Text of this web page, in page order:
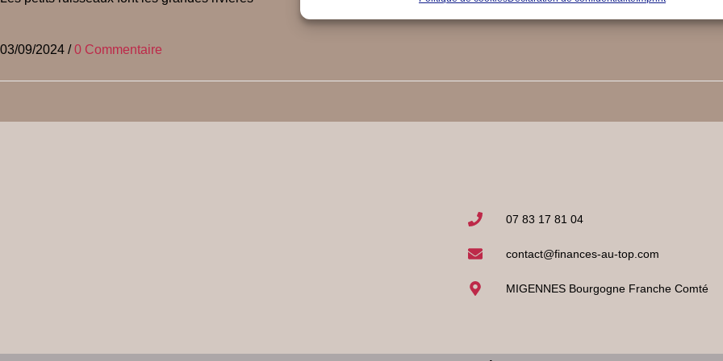
03/09/2024 / 0 Commentaire
07 83 17 81 04
contact@finances-au-top.com
MIGENNES Bourgogne Franche Comté